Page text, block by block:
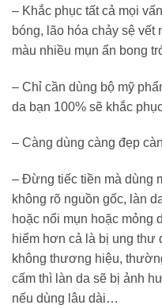
– Khắc phục tất cả mọi
bóng, lão hóa chảy sệ vết
màu nhiều mụn ẩn bong
– Chỉ cần dùng bộ mỹ
da bạn 100% sẽ khắc
– Càng dùng càng đẹp
– Đừng tiếc tiền mà dùng
không rõ nguồn gốc, làn
hoặc nổi mụn hoặc mỏng
hiểm hơn cả là bị ung thư
không thương hiệu,
cấm thì làn da sẽ bị ảnh
nếu dùng lâu dài…